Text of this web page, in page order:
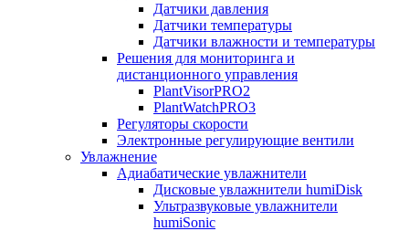
Датчики давления
Датчики температуры
Датчики влажности и температуры
Решения для мониторинга и
дистанционного управления
PlantVisorPRO2
PlantWatchPRO3
Регуляторы скорости
Электронные регулирующие вентили
Увлажнение
Адиабатические увлажнители
Дисковые увлажнители humiDisk
Ультразвуковые увлажнители
humiSonic